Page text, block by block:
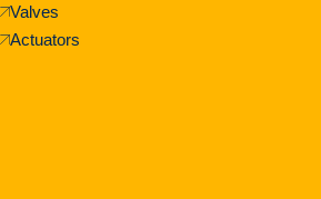
Valves
Actuators